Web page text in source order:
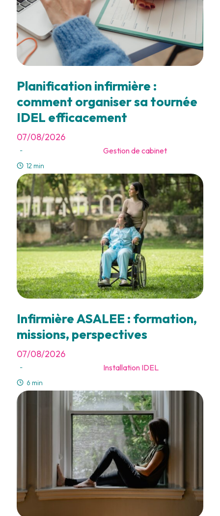
Planification infirmière :
comment organiser sa tournée
IDEL efficacement
07/08/2026
- Gestion de cabinet
12 min
Infirmière ASALEE : formation,
missions, perspectives
07/08/2026
- Installation IDEL
6 min